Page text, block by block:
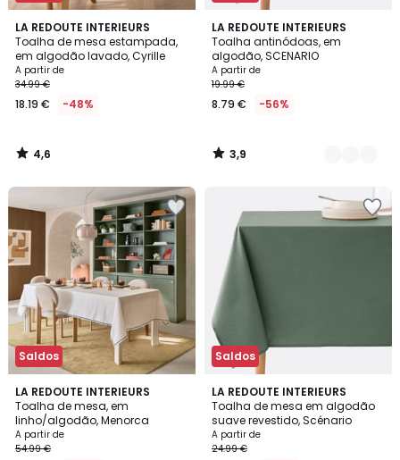
LA REDOUTE INTERIEURS
Toalha de mesa estampada,
em algodão lavado, Cyrille
A partir de
34.99 €
18.19 € -48%
4,6
/ 5
4,6
/
LA REDOUTE INTERIEURS
Toalha antinódoas, em
algodão, SCENARIO
A partir de
19.99 €
8.79 € -56%
3,9
/ 5
12
Cores
3,9
/
Saldos
LA REDOUTE INTERIEURS
Toalha de mesa, em
linho/algodão, Menorca
A partir de
54.99 €
4,2
/ 5
4
Cores
Saldos
LA REDOUTE INTERIEURS
Toalha de mesa em algodão
suave revestido, Scénario
A partir de
24.99 €
3,3
/ 5
8
Cores